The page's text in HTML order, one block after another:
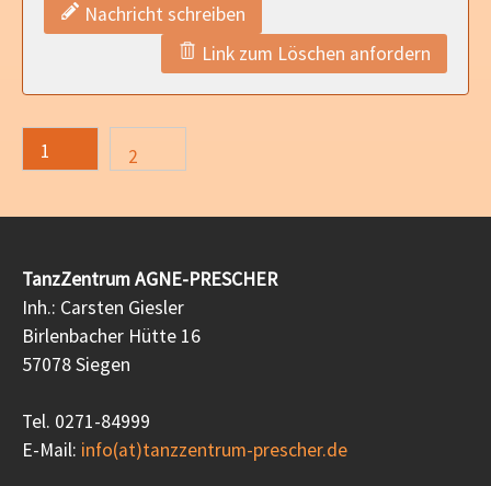
Nachricht schreiben
Link zum Löschen anfordern
1 2
TanzZentrum AGNE-PRESCHER
Inh.: Carsten Giesler
Birlenbacher Hütte 16
57078 Siegen
Tel. 0271-84999
E-Mail: info(at)tanzzentrum-prescher.de